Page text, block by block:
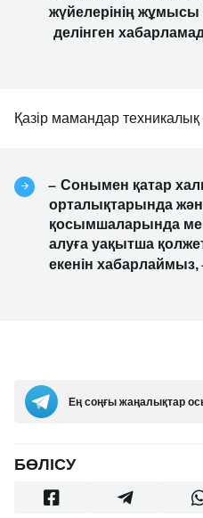
жүйелерінің жұмысы
делінген
Қазір мамандар
– Сонымен қатар
орталықтарында
қосымшаларында
алуға уақытша
екенін хабарлаймыз,
Ең соңғы жаңалықтар
БӨЛІСУ